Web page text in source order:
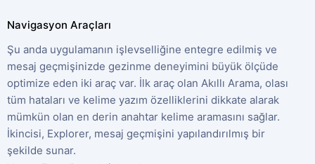
Navigasyon Araçları
Şu anda uygulamanın işlevselliğine entegre edilmiş ve
mesaj geçmişinizde gezinme deneyimini büyük ölçüde
optimize eden iki araç var. İlk araç olan Akıllı Arama, olası
tüm hataları ve kelime yazım özelliklerini dikkate alarak
mümkün olan en derin anahtar kelime aramasını sağlar.
İkincisi, Explorer, mesaj geçmişini yapılandırılmış bir
şekilde sunar.